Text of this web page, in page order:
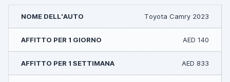
Toyota Camry 2023
AED 140
AED 833